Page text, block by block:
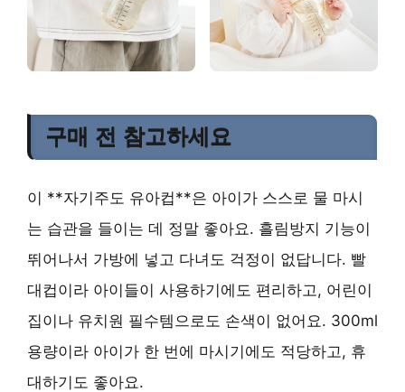
구매 전 참고하세요
이 **자기주도 유아컵**은 아이가 스스로 물 마시
는 습관을 들이는 데 정말 좋아요. 흘림방지 기능이
뛰어나서 가방에 넣고 다녀도 걱정이 없답니다. 빨
대컵이라 아이들이 사용하기에도 편리하고, 어린이
집이나 유치원 필수템으로도 손색이 없어요. 300ml
용량이라 아이가 한 번에 마시기에도 적당하고, 휴
대하기도 좋아요.